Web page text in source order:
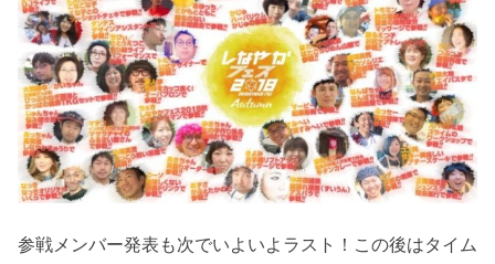
参戦メンバー発表も次でいよいよラスト！この後はタイム